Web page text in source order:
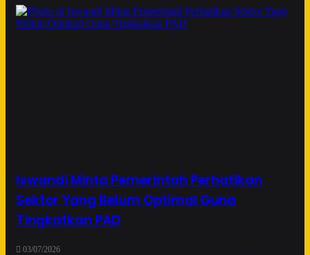
Iswandi Minta Pemerintah Perhatikan
Sektor Yang Belum Optimal Guna
Tingkatkan PAD
03/07/2026